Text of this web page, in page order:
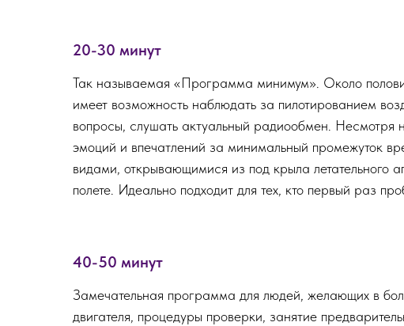
20-30 минут
Так называемая «Программа минимум». Около
имеет возможность наблюдать за пилотированием
вопросы, слушать актуальный радиообмен. Несмотря
эмоций и впечатлений за минимальный промежуток
видами, открывающимися из под крыла летательного
полете. Идеально подходит для тех, кто первый раз
40-50 минут
Замечательная программа для людей, желающих в
двигателя, процедуры проверки, занятие